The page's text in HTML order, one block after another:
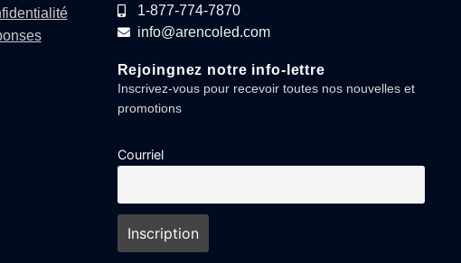
1-877-774-7870
info@arencoled.com
Rejoingnez notre info-lettre
Inscrivez-vous pour recevoir toutes nos nouvelles et
promotions
Courriel